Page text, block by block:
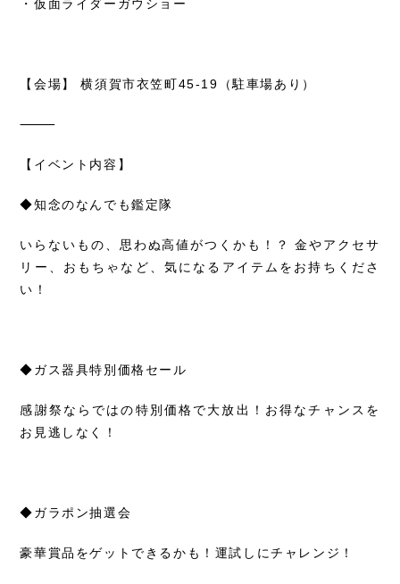
・仮面ライダーガウショー
【会場】 横須賀市衣笠町45-19（駐車場あり）
⸻
【イベント内容】
◆知念のなんでも鑑定隊
いらないもの、思わぬ高値がつくかも！？ 金やアクセサ
リー、おもちゃなど、気になるアイテムをお持ちくださ
い！
◆ガス器具特別価格セール
感謝祭ならではの特別価格で大放出！お得なチャンスを
お見逃しなく！
◆ガラポン抽選会
豪華賞品をゲットできるかも！運試しにチャレンジ！